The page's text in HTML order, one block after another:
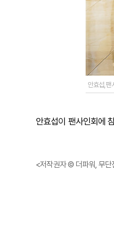
안효섭,팬
안효섭이 팬사인회에
<저작권자 © 더파워, 무단